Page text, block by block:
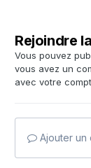
Rejoindre
Vous pouvez
vous avez un
avec votre
Ajouter un